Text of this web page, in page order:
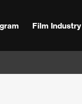
Film Industry